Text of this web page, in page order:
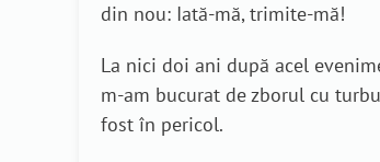
din nou: Iată-mă, trimite-mă!
La nici doi ani după acel
m-am bucurat de zborul cu
fost în pericol.